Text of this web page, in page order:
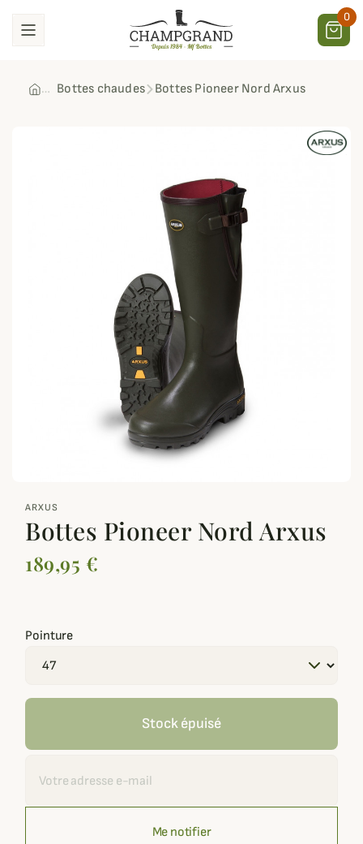
0
Bottes chaudes Bottes Pioneer Nord Arxus
ARXUS
Bottes Pioneer Nord Arxus
189,95 €
Pointure
Stock épuisé
Me notifier